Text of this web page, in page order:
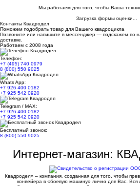
Мы работаем для того, чтобы Ваша
Загрузка формы оценки...
Контакты Квадродел
Поможем подобрать товар для Вашего квадроцикла
Позвоните или напишите в мессенджер — подскажем по
доставке.
Работаем с 2008 года
Телефон:
+7 (495) 740 0979
8 (800) 550 9025
Whats App:
+7 926 400 0182
+7 925 542 0920
Telegram / MAX:
+7 926 400 0182
+7 925 542 0920
Бесплатный звонок:
8 (800) 550 9025
Интернет-магазин:
Квадродел» – компания, созданная для того, чтобы
конвейера в «боевую машину» лично для Вас. Вся